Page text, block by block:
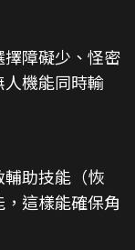
障礙少、怪密
機能同時輸
助技能（恢
這樣能確保角